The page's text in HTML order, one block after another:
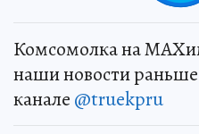
Комсомолка на
наши новости раньше
канале @truekpru